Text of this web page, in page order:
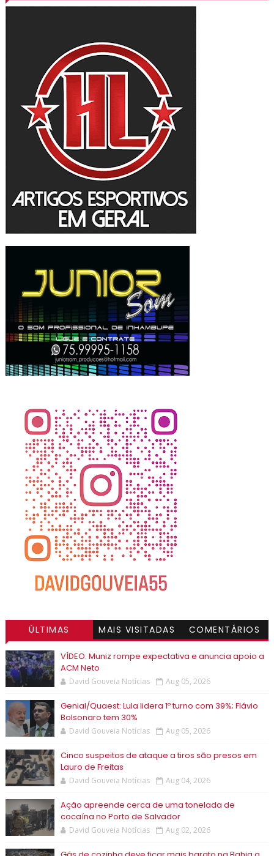
ÚLTIMAS MAIS VISITADAS COMENTÁRIOS
VÍDEO: Muniz rompe expectativa e anuncia apoio a
ACM Neto
David Gouveia Notícias Aug 05, 2026
Genial/Quaest: Lula lidera 1º turno com 39%; Flávio
Bolsonaro tem 30%
David Gouveia Notícias Aug 05, 2026
Cinco suspeitos de ataque a tiros são presos em
Lauro de Freitas
David Gouveia Notícias Aug 04, 2026
Ação apreende cerca de uma tonelada de
cocaína no Porto de Salvador
David Gouveia Notícias Aug 02, 2026